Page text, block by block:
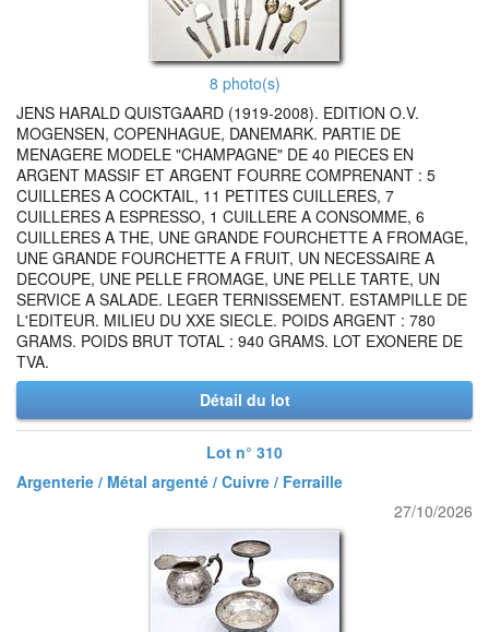
8 photo(s)
JENS HARALD QUISTGAARD (1919-2008). EDITION O.V.
MOGENSEN, COPENHAGUE, DANEMARK. PARTIE DE
MENAGERE MODELE "CHAMPAGNE" DE 40 PIECES EN
ARGENT MASSIF ET ARGENT FOURRE COMPRENANT : 5
CUILLERES A COCKTAIL, 11 PETITES CUILLERES, 7
CUILLERES A ESPRESSO, 1 CUILLERE A CONSOMME, 6
CUILLERES A THE, UNE GRANDE FOURCHETTE A FROMAGE,
UNE GRANDE FOURCHETTE A FRUIT, UN NECESSAIRE A
DECOUPE, UNE PELLE FROMAGE, UNE PELLE TARTE, UN
SERVICE A SALADE. LEGER TERNISSEMENT. ESTAMPILLE DE
L'EDITEUR. MILIEU DU XXE SIECLE. POIDS ARGENT : 780
GRAMS. POIDS BRUT TOTAL : 940 GRAMS. LOT EXONERE DE
TVA.
Détail du lot
Lot n° 310
Argenterie / Métal argenté / Cuivre / Ferraille
27/10/2026